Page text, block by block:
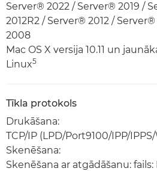
Server® 2022 / Server® 2019 /
2012R2 / Server® 2012 /
2008
Mac OS X versija 10.11 un
Linux5
Tīkla protokols
Drukāšana:
TCP/IP (LPD/Port9100/IPP/
Skenēšana:
Skenēšana ar atgādāšanu: fails: